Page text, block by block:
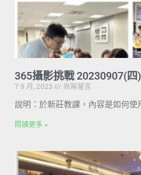
365攝影挑戰 20230907(
7 9 月, 2023
尚無留言
說明：於新莊教課，內容是如何使
閱讀更多 »